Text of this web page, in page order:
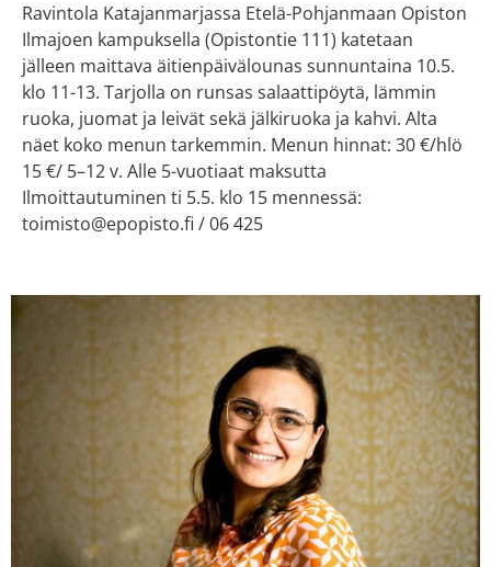
Ravintola Katajanmarjassa Etelä-Pohjanmaan Opiston
Ilmajoen kampuksella (Opistontie 111) katetaan
jälleen maittava äitienpäivälounas sunnuntaina 10.5.
klo 11-13. Tarjolla on runsas salaattipöytä, lämmin
ruoka, juomat ja leivät sekä jälkiruoka ja kahvi. Alta
näet koko menun tarkemmin. Menun hinnat: 30 €/hlö
15 €/ 5–12 v. Alle 5-vuotiaat maksutta
Ilmoittautuminen ti 5.5. klo 15 mennessä:
toimisto@epopisto.fi / 06 425